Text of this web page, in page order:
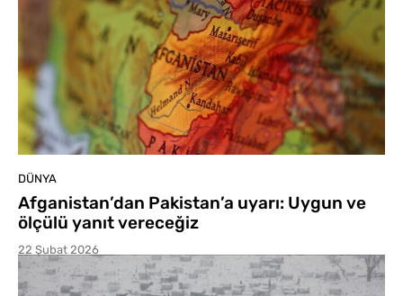
DÜNYA
Afganistan’dan Pakistan’a uyarı: Uygun ve
ölçülü yanıt vereceğiz
22 Şubat 2026